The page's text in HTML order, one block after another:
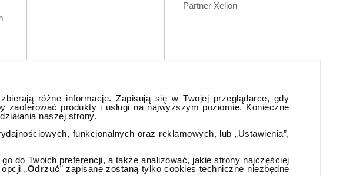
różne informacje. Zapisują się w Twojej przeglądarce, gdy
produkty i usługi na najwyższym poziomie. Konieczne
naszej strony.
funkcjonalnych oraz reklamowych, lub „Ustawienia”,
do Twoich preferencji, a także analizować, jakie strony najczęściej
„Odrzuć” zapisane zostaną tylko cookies techniczne niezbędne
Partner Xelion